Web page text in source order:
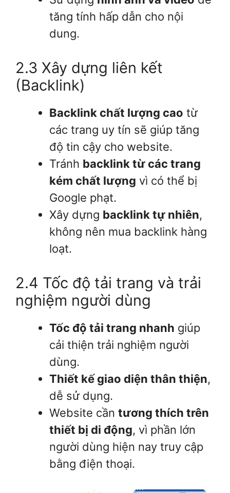
tăng tính hấp dẫn cho nội
dung.
2.3 Xây dựng liên kết
(Backlink)
Backlink chất lượng cao từ
các trang uy tín sẽ giúp tăng
độ tin cậy cho website.
Tránh backlink từ các trang
kém chất lượng vì có thể bị
Google phạt.
Xây dựng backlink tự nhiên,
không nên mua backlink hàng
loạt.
2.4 Tốc độ tải trang và trải
nghiệm người dùng
Tốc độ tải trang nhanh giúp
cải thiện trải nghiệm người
dùng.
Thiết kế giao diện thân thiện,
dễ sử dụng.
Website cần tương thích trên
thiết bị di động, vì phần lớn
người dùng hiện nay truy cập
bằng điện thoại.